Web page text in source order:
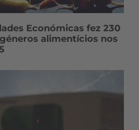
Económicas fez 230
alimentícios nos